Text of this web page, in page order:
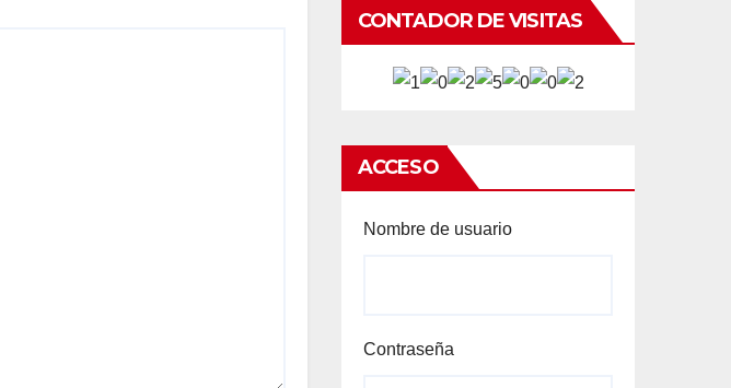
CONTADOR DE VISITAS
ACCESO
Nombre de usuario
Contraseña